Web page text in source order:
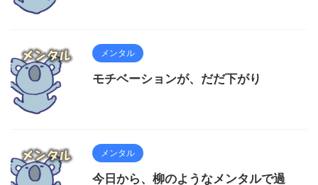
メンタル
モチベーションが、だだ下がり
メンタル
今日から、柳のようなメンタルで過